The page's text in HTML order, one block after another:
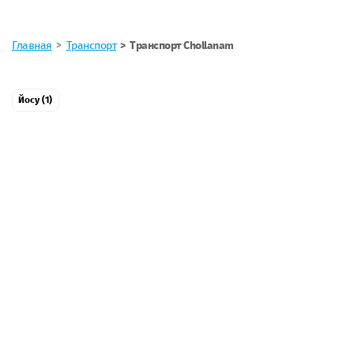
Главная Транспорт Транспорт Chollanam
Йосу (1)